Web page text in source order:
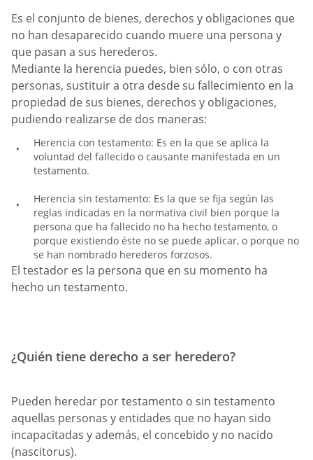
Es el conjunto de bienes, derechos y obligaciones que
no han desaparecido cuando muere una persona y
que pasan a sus herederos.
Mediante la herencia puedes, bien sólo, o con otras
personas, sustituir a otra desde su fallecimiento en la
propiedad de sus bienes, derechos y obligaciones,
pudiendo realizarse de dos maneras:
Herencia con testamento: Es en la que se aplica la
voluntad del fallecido o causante manifestada en un
testamento.
Herencia sin testamento: Es la que se fija según las
reglas indicadas en la normativa civil bien porque la
persona que ha fallecido no ha hecho testamento, o
porque existiendo éste no se puede aplicar, o porque no
se han nombrado herederos forzosos.
El testador es la persona que en su momento ha
hecho un testamento.
¿Quién tiene derecho a ser heredero?
Pueden heredar por testamento o sin testamento
aquellas personas y entidades que no hayan sido
incapacitadas y además, el concebido y no nacido
(nascitorus).